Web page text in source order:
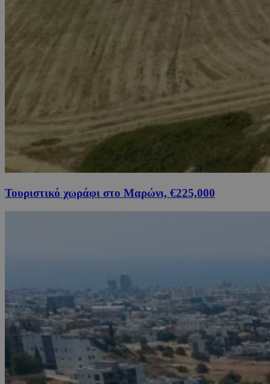
Τουριστικό χωράφι στο Μαρώνι, €225,000